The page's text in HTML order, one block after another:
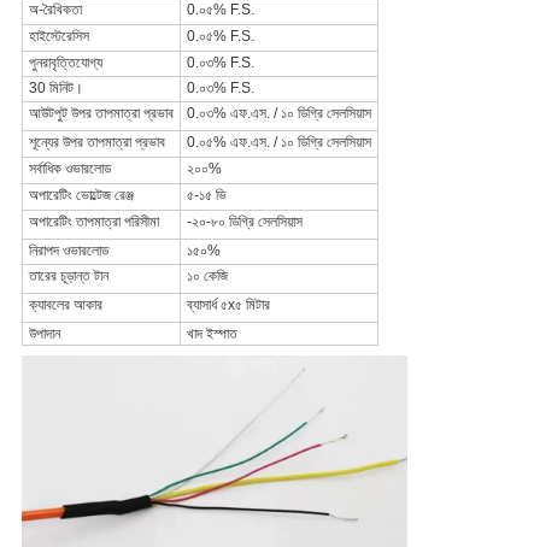
অ-রৈখিকতা
0.০৫% F.S.
হাইস্টেরেসিস
0.০৫% F.S.
পুনরাবৃত্তিযোগ্য
0.০৩% F.S.
30 মিনিট।
0.০৩% F.S.
আউটপুট উপর তাপমাত্রা প্রভাব
0.০৩% এফ.এস. / ১০ ডিগ্রি সেলসিয়াস
শূন্যের উপর তাপমাত্রা প্রভাব
0.০৫% এফ.এস. / ১০ ডিগ্রি সেলসিয়াস
সর্বাধিক ওভারলোড
২০০%
অপারেটিং ভোল্টেজ রেঞ্জ
৫-১৫ ভি
অপারেটিং তাপমাত্রা পরিসীমা
-২০-৮০ ডিগ্রি সেলসিয়াস
নিরাপদ ওভারলোড
১৫০%
তারের চূড়ান্ত টান
১০ কেজি
ক্যাবলের আকার
ব্যাসার্ধ ৫x৫ মিটার
উপাদান
খাদ ইস্পাত